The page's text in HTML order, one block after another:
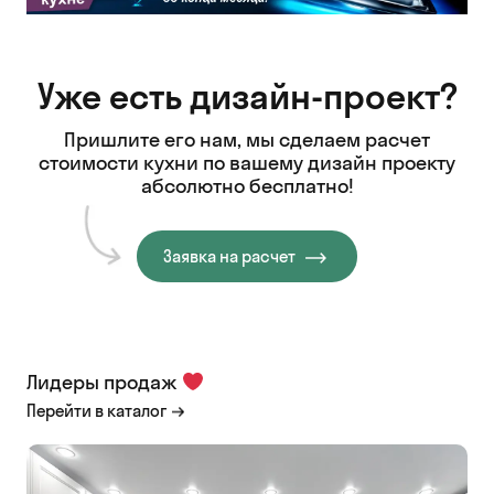
Уже есть дизайн-проект?
Пришлите его нам, мы сделаем расчет
стоимости кухни по вашему дизайн проекту
абсолютно бесплатно!
Заявка на расчет
Лидеры продаж
Перейти в каталог